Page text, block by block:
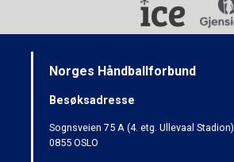
Norges Håndballforbund
Besøksadresse
Sognsveien 75 A (4. etg. Ullevaal Stadion)
0855 OSLO